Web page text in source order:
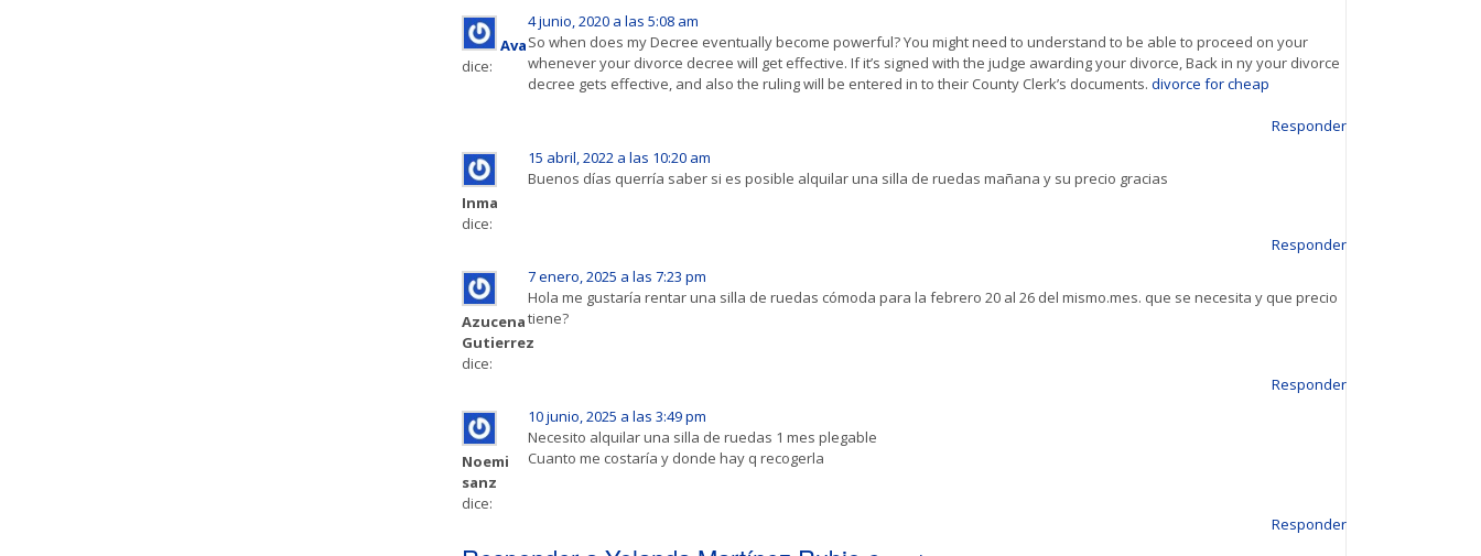
Ava
dice:
4 junio, 2020 a las 5:08 am
So when does my Decree eventually become powerful? You might need to understand to be able to proceed on your
whenever your divorce decree will get effective. If it’s signed with the judge awarding your divorce, Back in ny your divorce
decree gets effective, and also the ruling will be entered in to their County Clerk’s documents. divorce for cheap
Responder
Inma
dice:
15 abril, 2022 a las 10:20 am
Buenos días querría saber si es posible alquilar una silla de ruedas mañana y su precio gracias
Responder
Azucena
Gutierrez
dice:
7 enero, 2025 a las 7:23 pm
Hola me gustaría rentar una silla de ruedas cómoda para la febrero 20 al 26 del mismo.mes. que se necesita y que precio
tiene?
Responder
Noemi
sanz
dice:
10 junio, 2025 a las 3:49 pm
Necesito alquilar una silla de ruedas 1 mes plegable
Cuanto me costaría y donde hay q recogerla
Responder